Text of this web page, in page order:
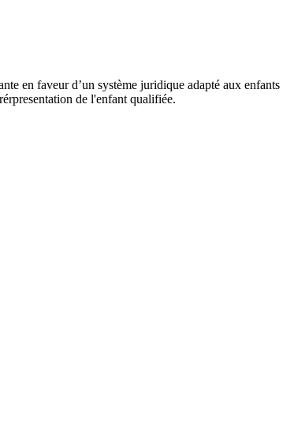
en faveur d’un système juridique adapté aux enfants
de l'enfant qualifiée.